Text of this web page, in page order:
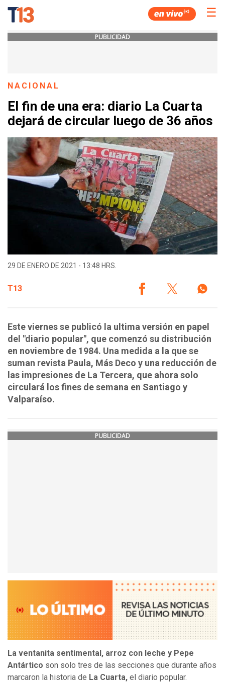
☰
PUBLICIDAD
NACIONAL
El fin de una era: diario La Cuarta
dejará de circular luego de 36 años
29 DE ENERO DE 2021 - 13:48 HRS.
T13
Este viernes se publicó la ultima versión en papel
del "diario popular", que comenzó su distribución
en noviembre de 1984. Una medida a la que se
suman revista Paula, Más Deco y una reducción de
las impresiones de La Tercera, que ahora solo
circulará los fines de semana en Santiago y
Valparaíso.
PUBLICIDAD
La ventanita sentimental, arroz con leche y Pepe
Antártico son solo tres de las secciones que durante años
marcaron la historia de La Cuarta, el diario popular.